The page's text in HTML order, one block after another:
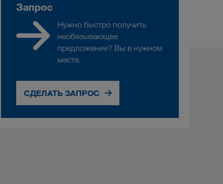
Запрос
Нужно быстро получить
необязывающее
предложение? Вы в нужном
месте.
СДЕЛАТЬ ЗАПРОС